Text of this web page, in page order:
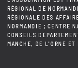
RÉGIONAL DE
RÉGIONALE DES
NORMANDIE ; CENTRE
CONSEILS
MANCHE, DE L'ORNE